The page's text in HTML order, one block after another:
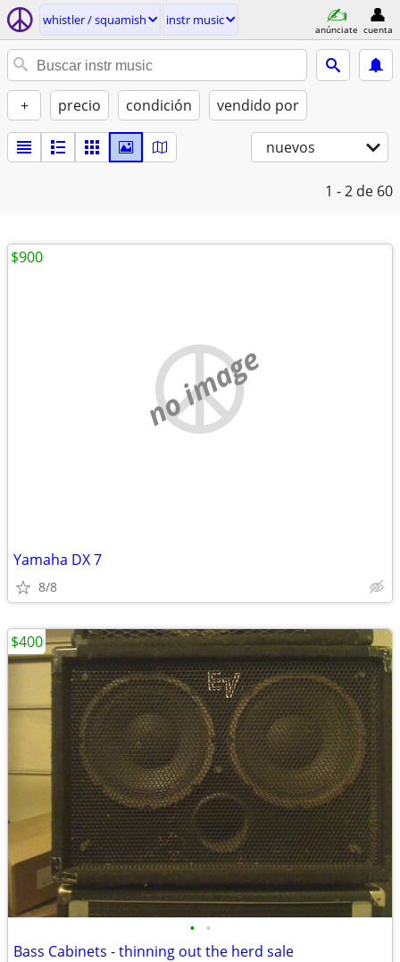
whistler / squamish instr music
anúnciate cuenta
+ precio condición vendido por
nuevos
1 - 2 de 60
no image
Yamaha DX 7
8/8
$900
• •
Bass Cabinets - thinning out the herd sale
$400